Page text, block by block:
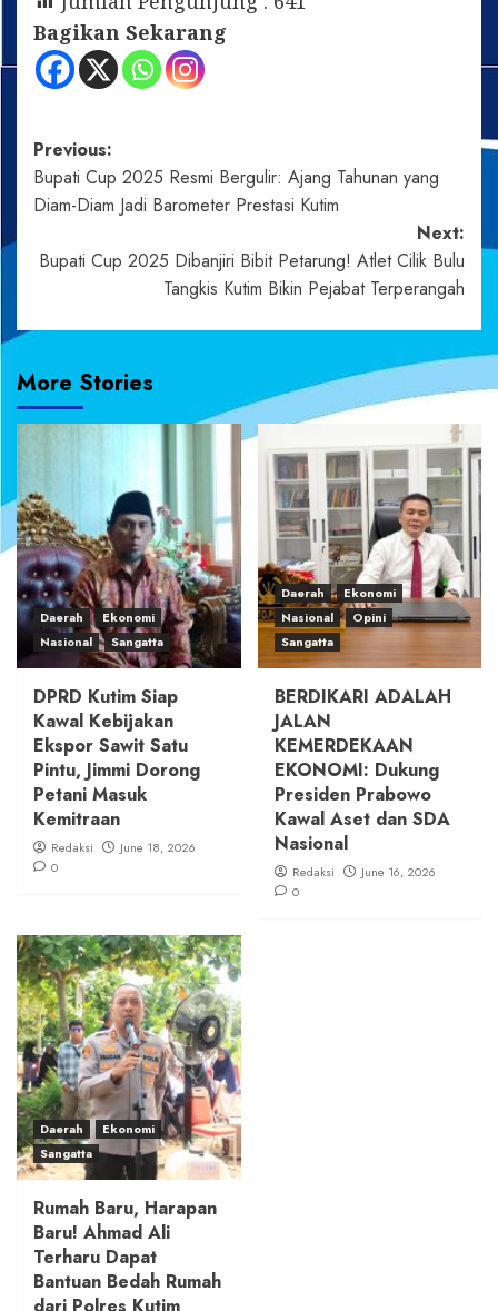
Bagikan Sekarang
Post
navigation
Previous:
Bupati Cup 2025 Resmi Bergulir: Ajang Tahunan yang
Diam-Diam Jadi Barometer Prestasi Kutim
Next:
Bupati Cup 2025 Dibanjiri Bibit Petarung! Atlet Cilik Bulu
Tangkis Kutim Bikin Pejabat Terperangah
More Stories
Daerah
Ekonomi
Nasional
Sangatta
DPRD Kutim Siap
Kawal Kebijakan
Ekspor Sawit Satu
Pintu, Jimmi Dorong
Petani Masuk
Kemitraan
Redaksi
June 18, 2026
0
Daerah
Ekonomi
Nasional
Opini
Sangatta
BERDIKARI ADALAH
JALAN
KEMERDEKAAN
EKONOMI: Dukung
Presiden Prabowo
Kawal Aset dan SDA
Nasional
Redaksi
June 16, 2026
0
Daerah
Ekonomi
Sangatta
Rumah Baru, Harapan
Baru! Ahmad Ali
Terharu Dapat
Bantuan Bedah Rumah